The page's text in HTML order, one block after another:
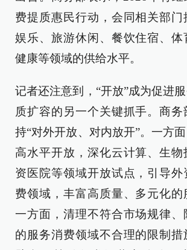
费提质惠民行动，会同相关部
娱乐、旅游休闲、餐饮住宿、体
健康等领域的供给水平。
记者还注意到，“开放”成为促进
质扩容的另一个关键抓手。商务
持“对外开放、对内放开”。一方
高水平开放，深化云计算、生物
资医院等领域开放试点，引导外
费领域，丰富高质量、多元化的
一方面，清理不符合市场规律、
的服务消费领域不合理的限制措